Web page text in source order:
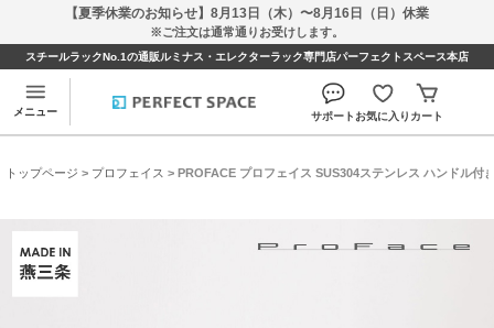
【夏季休業のお知らせ】8月13日（木）〜8月16日（日）休業
※ご注文は通常通りお受けします。
スチールラックNo.1の通販ルミナス・エレクターラック専門店パーフェクトスペース本店
メニュー サポートお気に入り カート
トップページ > プロフェイス > PROFACE プロフェイス SUS304ステンレス ハンドル付